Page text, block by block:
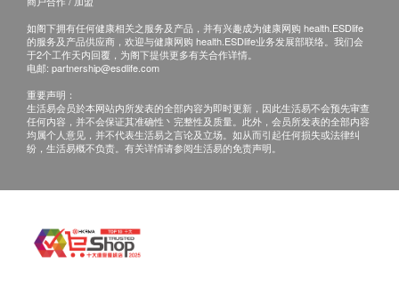
3. 如有其他损坏或遗漏查询，顾客必须保留有效收据
正本，并於送货後3个工作天内按下列方式联络健康
网购health.ESDlife客户服务部跟进。
电邮: support@esdlife.com / 健康网购health.ESDlife
客服热线: (852) 3151-2288
如阁下拥有任何健康相关之服务及产品，并有兴趣成为健康网购 health.ESDlife
的服务及产品供应商，欢迎与健康网购 health.ESDlife业务发展部联络。我们会
于2个工作天内回覆，为阁下提供更多有关合作详情。
电邮: partnership@esdlife.com
重要声明：
生活易会员於本网站内所发表的全部内容为即时更新，因此生活易不会预先审查
任何内容，并不会保证其准确性丶完整性及质量。此外，会员所发表的全部内容
均属个人意见，并不代表生活易之言论及立场。如从而引起任何损失或法律纠
纷，生活易概不负责。有关详情请参阅生活易的免责声明。